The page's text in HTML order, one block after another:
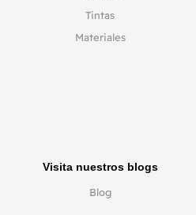
Tintas
Materiales
Visita nuestros blogs
Blog